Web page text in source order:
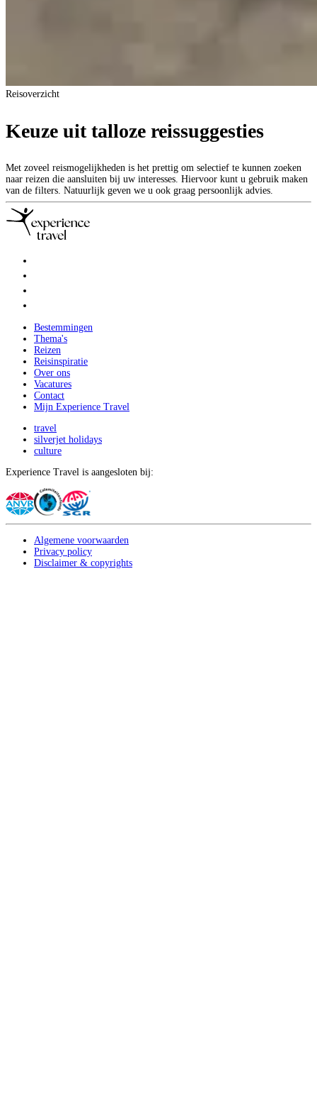
Reisoverzicht
Keuze uit talloze reissuggesties
Met zoveel reismogelijkheden is het prettig om selectief te kunnen zoeken
naar reizen die aansluiten bij uw interesses. Hiervoor kunt u gebruik maken
van de filters. Natuurlijk geven we u ook graag persoonlijk advies.
Bestemmingen
Thema's
Reizen
Reisinspiratie
Over ons
Vacatures
Contact
Mijn Experience Travel
travel
silverjet holidays
culture
Experience Travel is aangesloten bij:
Algemene voorwaarden
Privacy policy
Disclaimer & copyrights